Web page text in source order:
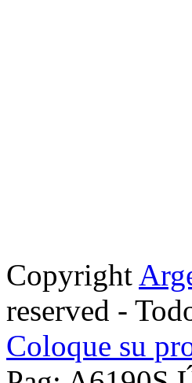
Copyright
reserved -
Coloque su